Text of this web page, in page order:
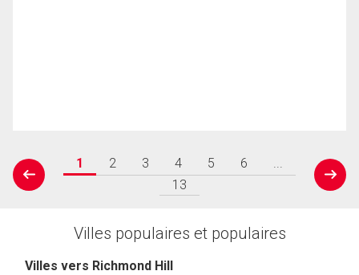
prev
1 2 3 4 5 6
13
next
Villes populaires et populaires
Villes vers Richmond Hill